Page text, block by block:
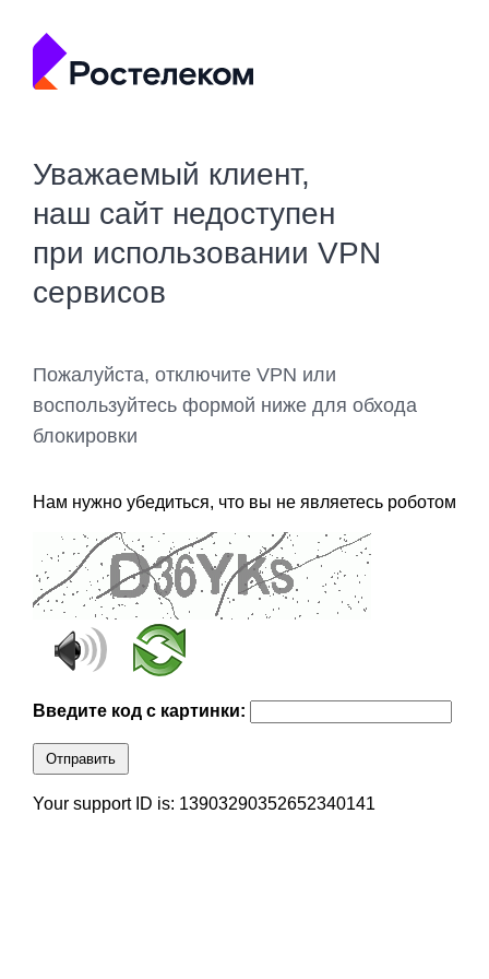
Уважаемый клиент,
наш сайт недоступен
при использовании VPN
сервисов
Пожалуйста, отключите VPN или
воспользуйтесь формой ниже для обхода
блокировки
Нам нужно убедиться, что вы не являетесь роботом
Введите код с картинки:
Отправить
Your support ID is: 13903290352652340141